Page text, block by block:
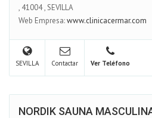
, 41004,SEVILLA
Web Empresa:www.clinicacermar.com
SEVILLA Contactar Ver Teléfono
NORDIK SAUNA